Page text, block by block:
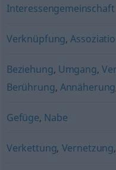
Interessengemeinschaft
Verknüpfung,
Beziehung, Umgang,
Berührung, Annäherung
Gefüge, Nabe
Verkettung, Vernetzung